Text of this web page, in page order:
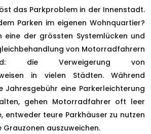
das Parkproblem in der Innenstadt.
Parken im eigenen Wohnquartier?
eine der grössten Systemlücken und
von Motorradfahrern
die Verweigerung von
in vielen Städten. Während
Jahresgebühr eine Parkerleichterung
gehen Motorradfahrer oft leer
entweder teure Parkhäuser zu nutzen
auszuweichen.